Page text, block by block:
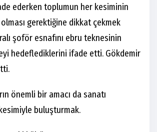
ederken toplumun her kesiminin
gerektiğine dikkat çekmek
şoför esnafını ebru teknesinin
hedeflediklerini ifade etti. Gökdemir
önemli bir amacı da sanatı
buluşturmak.